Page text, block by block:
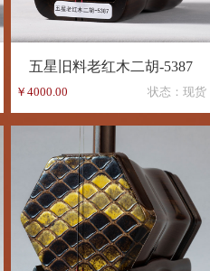
五星旧料老红木二胡-5387
￥4000.00 状态：现货